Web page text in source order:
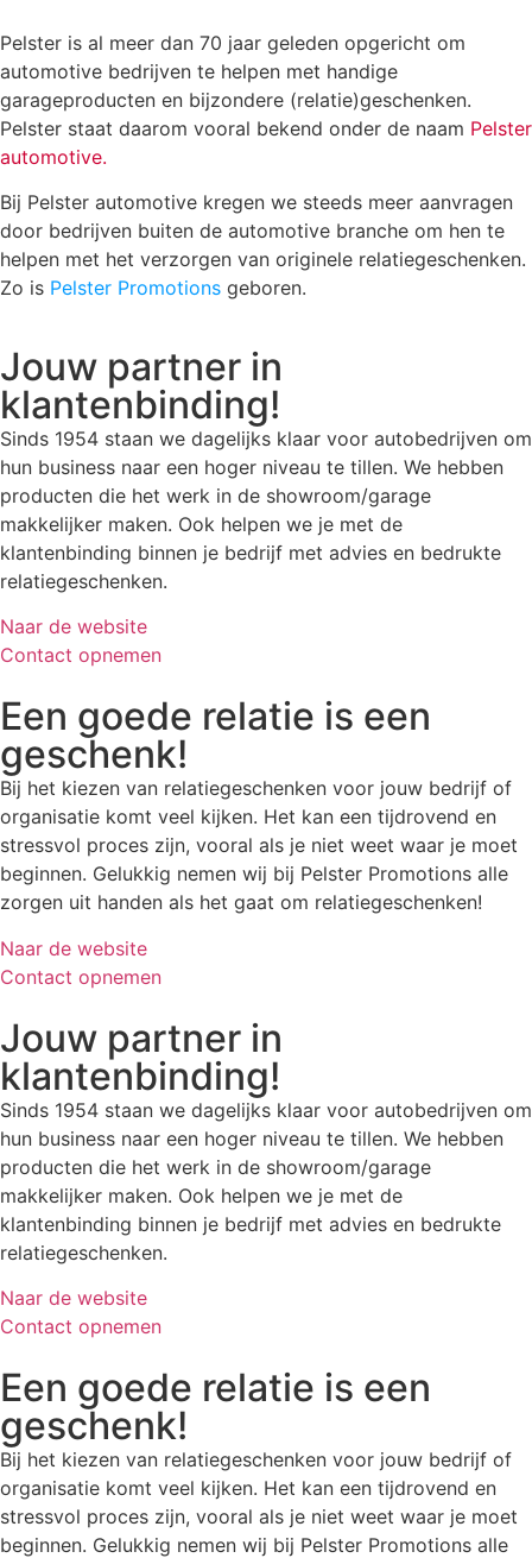
Pelster is al meer dan 70 jaar geleden opgericht om
automotive bedrijven te helpen met handige
garageproducten en bijzondere (relatie)geschenken.
Pelster staat daarom vooral bekend onder de naam Pelster
automotive.
Bij Pelster automotive kregen we steeds meer aanvragen
door bedrijven buiten de automotive branche om hen te
helpen met het verzorgen van originele relatiegeschenken.
Zo is Pelster Promotions geboren.
Jouw partner in
klantenbinding!
Sinds 1954 staan we dagelijks klaar voor autobedrijven om
hun business naar een hoger niveau te tillen. We hebben
producten die het werk in de showroom/garage
makkelijker maken. Ook helpen we je met de
klantenbinding binnen je bedrijf met advies en bedrukte
relatiegeschenken.
Naar de website
Contact opnemen
Een goede relatie is een
geschenk!
Bij het kiezen van relatiegeschenken voor jouw bedrijf of
organisatie komt veel kijken. Het kan een tijdrovend en
stressvol proces zijn, vooral als je niet weet waar je moet
beginnen. Gelukkig nemen wij bij Pelster Promotions alle
zorgen uit handen als het gaat om relatiegeschenken!
Naar de website
Contact opnemen
Jouw partner in
klantenbinding!
Sinds 1954 staan we dagelijks klaar voor autobedrijven om
hun business naar een hoger niveau te tillen. We hebben
producten die het werk in de showroom/garage
makkelijker maken. Ook helpen we je met de
klantenbinding binnen je bedrijf met advies en bedrukte
relatiegeschenken.
Naar de website
Contact opnemen
Een goede relatie is een
geschenk!
Bij het kiezen van relatiegeschenken voor jouw bedrijf of
organisatie komt veel kijken. Het kan een tijdrovend en
stressvol proces zijn, vooral als je niet weet waar je moet
beginnen. Gelukkig nemen wij bij Pelster Promotions alle